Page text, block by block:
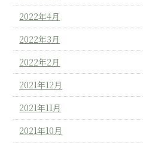
2022年4月
2022年3月
2022年2月
2021年12月
2021年11月
2021年10月